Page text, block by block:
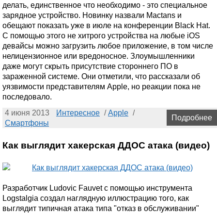
делать, единственное что необходимо - это специальное
зарядное устройство. Новинку назвали Mactans и
обещают показать уже в июле на конференции Black Hat.
С помощью этого не хитрого устройства на любые iOS
девайсы можно загрузить любое приложение, в том числе
нелицензионное или вредоносное. Злоумышленники
даже могут скрыть присутствие стороннего ПО в
зараженной системе. Они отметили, что рассказали об
уязвимости представителям Apple, но реакции пока не
последовало.
4 июня 2013
Интересное /Apple /
Смартфоны
Подробнее
Как выглядит хакерская ДДОС атака (видео)
Разработчик Ludovic Fauvet с помощью инструмента
Logstalgia создал наглядную иллюстрацию того, как
выглядит типичная атака типа "отказ в обслуживании"